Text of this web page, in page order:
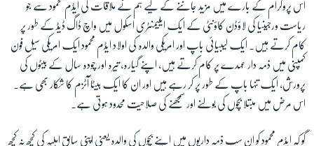
اس پروگرام کے بارے میں مزید جاننے کے لیے ہم نے ملاقات کی ایڈم محمود سے جو
ریاست ورجینیا کی لاؤڈن کاؤنٹی کے ایک ایلیمنٹری اسکول میں واچ ڈاگ ڈیڈ کے طور پر
کام کرتے ہیں۔ ایک لیبیائی باپ اور امریکی والدہ کی اولاد ایڈم محمود ایک امریکی سیل فون
کمپنی میں ذمہ دار عہدے پر کام کرتے ہیں، اپنے گیارہ، تیرہ اور چودہ سال کے بیٹوں کی
پرورش، ایک تنہا باپ کے طور پر کر رہے ہیں اور ان کا ایک بیٹا آٹزم کا شکار بھی ہے۔
اس مرض میں مبتلا بچوں کی بولنے اور سمجھنے کی صلاحیت محدود ہوتی ہے۔
گو کہ ایڈم محمود کو ان سب ذمہ داریوں میں اپنے بچوں کی والدہ یعنی اپنی سابق اہلیہ کی کچھ نہ کچھ